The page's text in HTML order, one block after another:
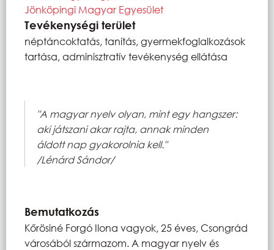
Jönköpingi Magyar Egyesület
Tevékenységi terület
néptáncoktatás, tanítás, gyermekfoglalkozások
tartása, adminisztratív tevékenység ellátása
"A magyar nyelv olyan, mint egy hangszer:
aki játszani akar rajta, annak minden
áldott nap gyakorolnia kell."
/Lénárd Sándor/
Bemutatkozás
Kőrösiné Forgó Ilona vagyok, 25 éves, Csongrád
városából származom. A magyar nyelv és